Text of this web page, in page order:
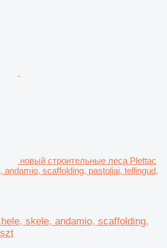
новый строительные леса Plettac
andamio, scaffolding, pastoliai, tellingud,
skele, andamio, scaffolding,